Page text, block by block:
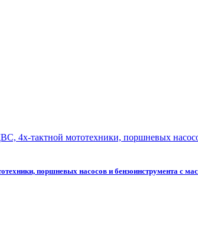
поршневых насосов и бензоинструмента с